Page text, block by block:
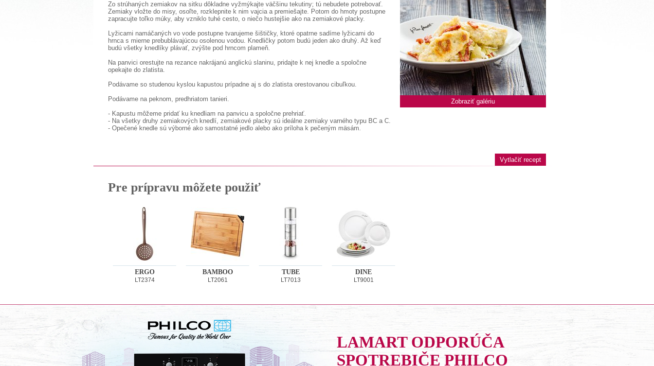
Zobraziť galériu
Zo strúhaných zemiakov na sitku dôkladne vyžmýkajte väčšinu tekutiny; tú nebudete potrebovať.
Zemiaky vložte do misy, osoľte, rozklepnite k nim vajcia a premiešajte. Potom do hmoty postupne
zapracujte toľko múky, aby vzniklo tuhé cesto, o niečo hustejšie ako na zemiakové placky.
Lyžicami namáčaných vo vode postupne tvarujeme šištičky, ktoré opatrne sadíme lyžicami do
hrnca s mierne prebublávajúcou osolenou vodou. Knedličky potom budú jeden ako druhý. Až keď
budú všetky knedlíky plávať, zvýšte pod hrncom plameň.
Na panvici orestujte na rezance nakrájanú anglickú slaninu, pridajte k nej knedle a spoločne
opekajte do zlatista.
Podávame so studenou kyslou kapustou prípadne aj s do zlatista orestovanou cibuľkou.
Podávame na peknom, predhriatom tanieri.
- Kapustu môžeme pridať ku knedliam na panvicu a spoločne prehriať.
- Na všetky druhy zemiakových knedlí, zemiakové placky sú ideálne zemiaky varného typu BC a C.
- Opečené knedle sú výborné ako samostatné jedlo alebo ako príloha k pečeným mäsám.
Vytlačiť recept
Pre prípravu môžete použiť
ERGO
LT2374
BAMBOO
LT2061
TUBE
LT7013
DINE
LT9001
LAMART ODPORÚČA
SPOTREBIČE PHILCO